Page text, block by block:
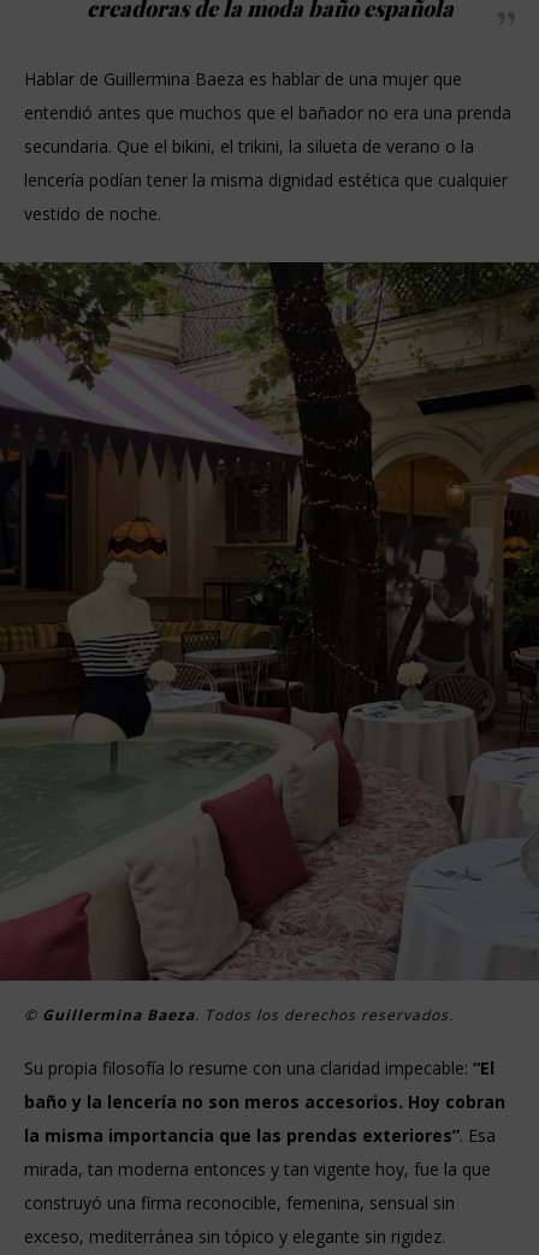
creadoras de la moda baño española
Hablar de Guillermina Baeza es hablar de una mujer que
entendió antes que muchos que el bañador no era una prenda
secundaria. Que el bikini, el trikini, la silueta de verano o la
lencería podían tener la misma dignidad estética que cualquier
vestido de noche.
© Guillermina Baeza. Todos los derechos reservados.
Su propia filosofía lo resume con una claridad impecable: “El
baño y la lencería no son meros accesorios. Hoy cobran
la misma importancia que las prendas exteriores”. Esa
mirada, tan moderna entonces y tan vigente hoy, fue la que
construyó una firma reconocible, femenina, sensual sin
exceso, mediterránea sin tópico y elegante sin rigidez.